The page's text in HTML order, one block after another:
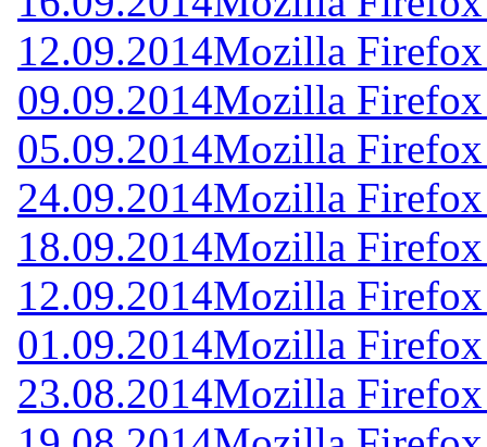
12.09.2014Mozilla
09.09.2014Mozilla
05.09.2014Mozilla
24.09.2014Mozilla
18.09.2014Mozilla
12.09.2014Mozilla
01.09.2014Mozilla
23.08.2014Mozilla